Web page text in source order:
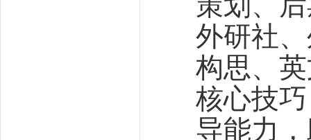
外研社
构思、
核心技
导能力